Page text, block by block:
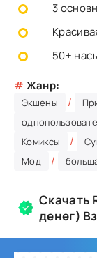
3
50+
# Жанр:
Экшены /
Комиксы /
Мод /
Скачать
денег)